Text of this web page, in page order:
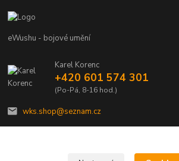
eWushu - bojové umění
Karel Korenc
+420 601 574 301
(Po-Pá, 8-16 hod.)
wks.shop@seznam.cz